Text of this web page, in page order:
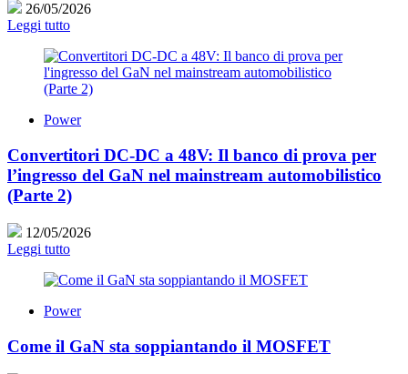
26/05/2026
Leggi tutto
Power
Convertitori DC-DC a 48V: Il banco di prova per
l’ingresso del GaN nel mainstream automobilistico
(Parte 2)
12/05/2026
Leggi tutto
Power
Come il GaN sta soppiantando il MOSFET